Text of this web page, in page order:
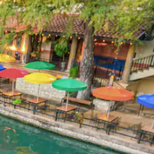
탐색하세요.